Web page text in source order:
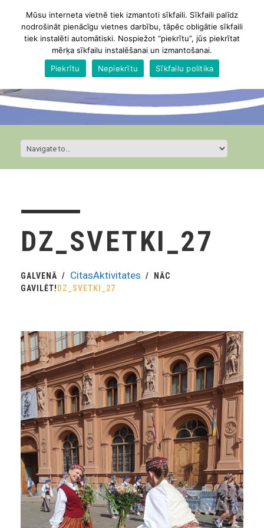
DZ_SVETKI_27
GALVENĀ CitasAktivitates
NĀC
GAVILĒT! DZ_SVETKI_27
Mūsu interneta vietnē tiek izmantoti sīkfaili. Sīkfaili palīdz
nodrošināt pienācīgu vietnes darbību, tāpēc obligātie sīkfaili
tiek instalēti automātiski. Nospiežot “piekrītu”, jūs piekrītat
mērķa sīkfailu instalēšanai un izmantošanai.
Piekrītu
Nepiekrītu Sīkfailu politika